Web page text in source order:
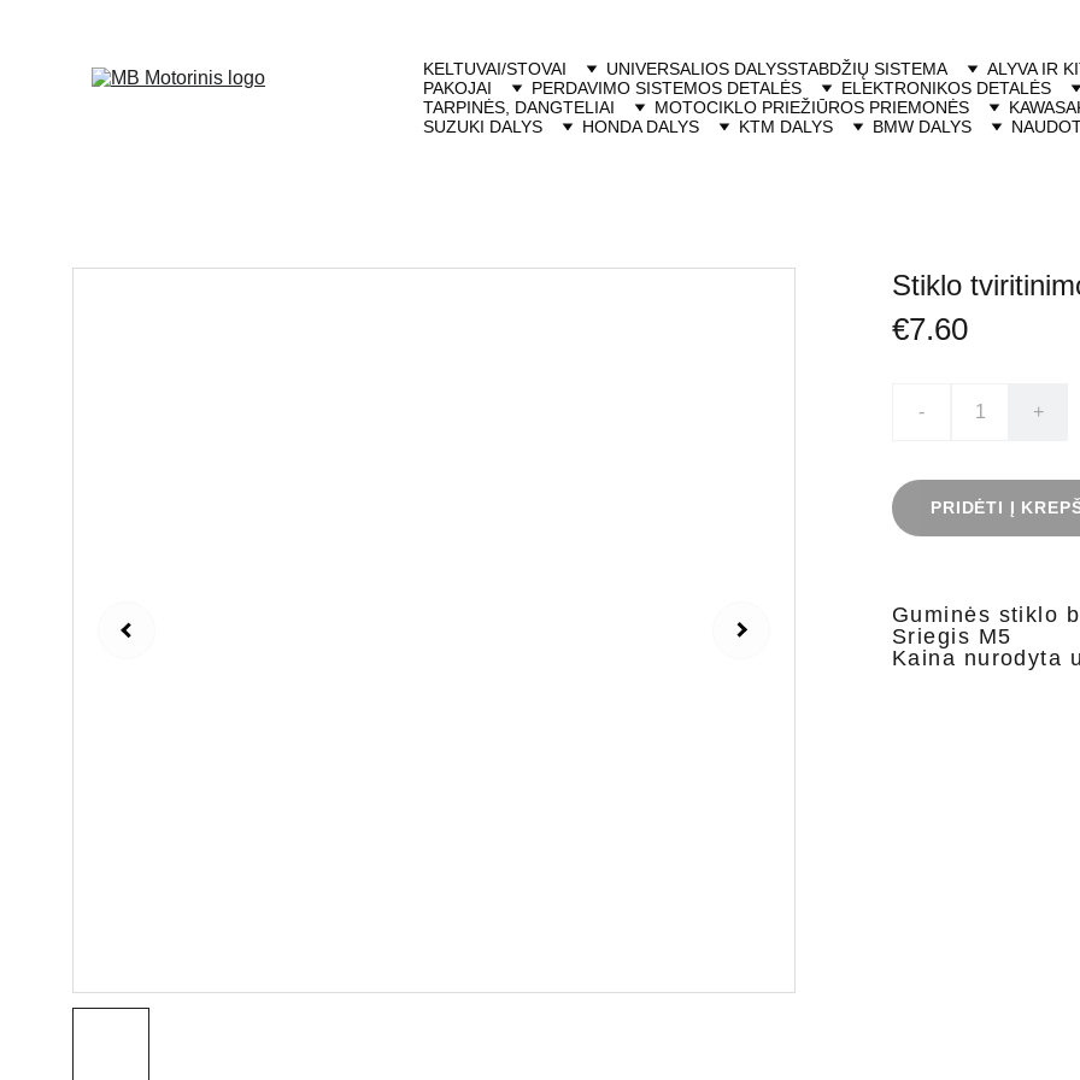
KELTUVAI/STOVAI UNIVERSALIOS DALYSSTABDŽIŲ SISTEMA
ALYVA IR
PAKOJAI
PERDAVIMO SISTEMOS DETALĖS
ELEKTRONIKOS DETALĖS
TARPINĖS, DANGTELIAI
MOTOCIKLO PRIEŽIŪROS PRIEMONĖS
SUZUKI DALYS
HONDA DALYS KTM DALYS BMW DALYS
Stiklo
€7.60
- +
PRIDĖTI Į
Guminės stiklo
Sriegis M5
Kaina nurodyta